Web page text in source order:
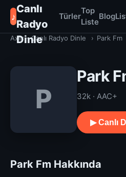
♪
Canlı
Radyo
Dinle
Türler
Top
Liste
Blog
Axiir - Canlı Radyo Dinle › Park Fm
P
Park
32k · AAC+
▶ Canlı
Park Fm Hakkında